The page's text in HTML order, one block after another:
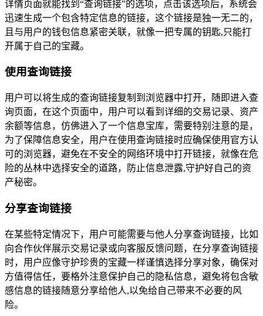
详情页面就能找到“查询链接”的选项，点击该选项后，系统会
迅速生成一个包含特定信息的链接，这个链接是独一无二的，
且与用户的钱包信息紧密关联，就像一把专属的钥匙,只能打
开属于自己的宝藏。
使用查询链接
用户可以将生成的查询链接复制到浏览器中打开，随即进入查
询页面，在这个页面中，用户可以看到详细的交易记录、资产
余额等信息，仿佛进入了一个信息宝库，需要特别注意的是，
为了保障信息安全，用户在使用查询链接时应确保使用官方认
可的浏览器，避免在不安全的网络环境中打开链接，就像在危
险的丛林中选择安全的道路，防止信息泄露,守护好自己的资
产秘密。
分享查询链接
在某些特定情况下，用户可能需要与他人分享查询链接，比如
向合作伙伴展示交易记录或向客服反馈问题，在分享查询链接
时，用户应像守护珍贵的宝藏一样谨慎选择分享对象，确保对
方值得信任，要格外注意保护自己的隐私信息，避免将包含敏
感信息的链接随意分享给他人,以免给自己带来不必要的风
险。